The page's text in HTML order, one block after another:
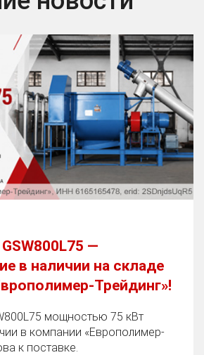
—
в наличии на складе
Трейдинг»!
мощностью 75 кВт
в компании «Европолимер-
к поставке.